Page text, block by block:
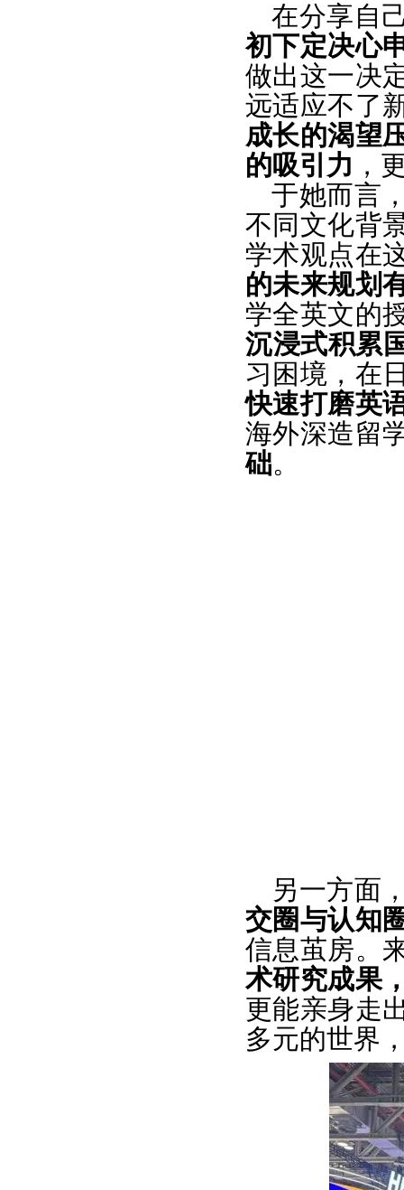
在分享自
初下定决心
做出这一决
远适应不了
成长的渴望
的吸引力 ，
于她而言
不同文化背
学术观点在
的未来规划
学全英文的
沉浸式积累
习困境，在
快速打磨英
海外深造留
础。
另一方面
交圈与认知
信息茧房。
术研究成果
更能亲身走
多元的世界